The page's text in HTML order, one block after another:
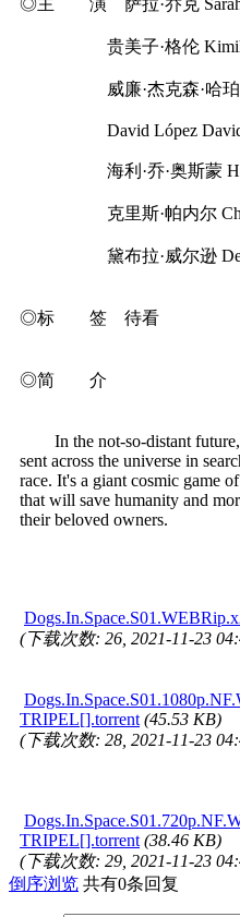
贵美子·格伦 Kimiko
威廉·杰克森·哈珀
David López David
海利·乔·奥斯蒙
克里斯·帕内尔 Chris
黛布拉·威尔逊
◎标 签 待看
◎简 介
In the not-so-distant future,
sent across the universe in
race. It's a giant cosmic game
that will save humanity and
their beloved owners.
(下载次数: 26, 2021-11-23
TRIPEL[].torrent (45.53 KB)
(下载次数: 28, 2021-11-23
TRIPEL[].torrent (38.46 KB)
(下载次数: 29, 2021-11-23
倒序浏览 共有0条回复